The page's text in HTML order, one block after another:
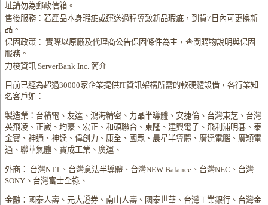
址請勿為郵政信箱。
售後服務：若產品本身瑕疵或運送過程導致新品瑕疵，到貨7日內可更換新
品。
保固政策： 實際以原廠及代理商公告保固條件為主，查閱購物說明與保固
服務。
力梭資訊 ServerBank Inc. 簡介
目前已經為超過30000家企業提供IT資訊架構所需的軟硬體設備，各行業知
名客戶如：
製造業：台積電、友達、鴻海精密、力晶半導體、安捷倫、台灣東芝、台灣
英飛凌、正崴、均豪、宏正、和碩聯合、東隆、建興電子、飛利浦明碁、泰
金寶、神通、神達、偉創力、康全、國眾、晨星半導體、廣達電腦、廣穎電
通、聯華氣體、寶成工業、廣運、
外商： 台灣NTT、台灣意法半導體、台灣NEW Balance、台灣NEC、台灣
SONY、台灣富士全祿、
金融：國泰人壽、元大證券、南山人壽、國泰世華、台灣工業銀行、台灣金